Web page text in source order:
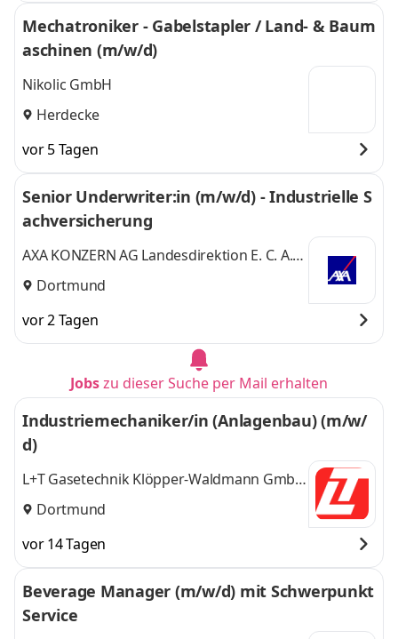
Mechatroniker - Gabelstapler / Land- & Baum
aschinen (m/w/d)
Nikolic GmbH
Herdecke
vor 5 Tagen
Senior Underwriter:in (m/w/d) - Industrielle S
achversicherung
AXA KONZERN AG Landesdirektion E. C. A.
Leue GmbH & Co. KG
Dortmund
vor 2 Tagen
Jobszu dieser Suche per Mail erhalten
Industriemechaniker/in (Anlagenbau) (m/w/
d)
L+T Gasetechnik Klöpper-Waldmann GmbH
& Co. KG
Dortmund
vor 14 Tagen
Beverage Manager (m/w/d) mit Schwerpunkt
Service